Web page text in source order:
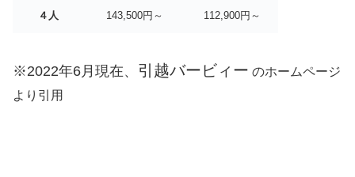
４人 143,500円～ 112,900円～
※2022年6月現在、 引越バービィー のホームページ
より引用